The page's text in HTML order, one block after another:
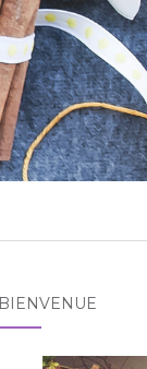
BIENVENUE